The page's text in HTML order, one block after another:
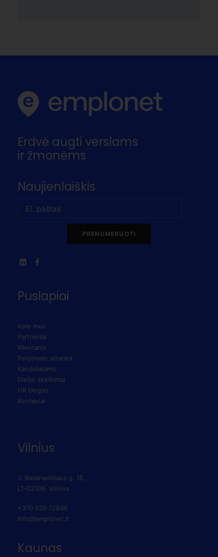
Erdvė augti verslams
ir žmonėms
Naujienlaiškis
PRENUMERUOTI
Puslapiai
Apie mus
Partneriai
Klientams
Personalo atranka
Kandidatams
Darbo skelbimai
HR blog’as
Kontaktai
Vilnius
J. Basanavičiaus g. 15,
LT-03108, Vilnius
+370 620 72848
info@emplonet.lt
Kaunas